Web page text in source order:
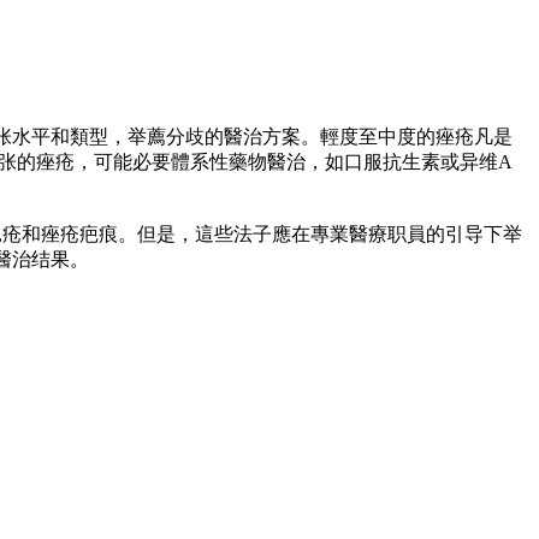
平和類型，举薦分歧的醫治方案。輕度至中度的痤疮凡是
的痤疮，可能必要體系性藥物醫治，如口服抗生素或异维A
疮和痤疮疤痕。但是，這些法子應在專業醫療职員的引导下举
结果。